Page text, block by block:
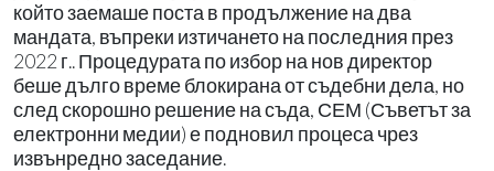
който заемаше поста в продължение на два
мандата, въпреки изтичането на последния през
2022 г.. Процедурата по избор на нов директор
беше дълго време блокирана от съдебни дела, но
след скорошно решение на съда, СЕМ (Съветът за
електронни медии) е подновил процеса чрез
извънредно заседание.